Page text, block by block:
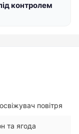
контролем
повітря
та ягода